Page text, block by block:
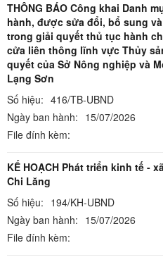
THÔNG BÁO Công khai Danh
hành, được sửa đổi, bổ sung
trong giải quyết thủ tục hành
cửa liên thông lĩnh vực Thủy
quyết của Sở Nông nghiệp và
Lạng Sơn
Số hiệu: 416/TB-UBND
Ngày ban hành: 15/07/2026
File đính kèm:
KẾ HOẠCH Phát triển kinh tế -
Chi Lăng
Số hiệu: 194/KH-UBND
Ngày ban hành: 15/07/2026
File đính kèm: